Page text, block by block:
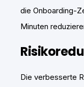
die Onboarding-
Minuten
Die verbesserte